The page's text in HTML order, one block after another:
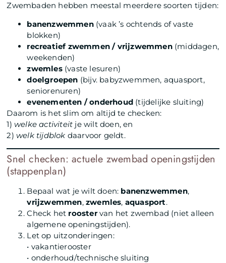
Zwembaden hebben meestal meerdere soorten tijden:
banenzwemmen(vaak ’s ochtends of vaste
blokken)
recreatief zwemmen / vrijzwemmen(middagen,
weekenden)
zwemles(vaste lesuren)
doelgroepen (bijv. babyzwemmen, aquasport,
seniorenuren)
evenementen / onderhoud (tijdelijke sluiting)
Daarom is het slim om altijd te checken:
1) welke activiteit je wilt doen, en
2) welk tijdblok daarvoor geldt.
Snel checken: actuele zwembad openingstijden
(stappenplan)
Bepaal wat je wilt doen: banenzwemmen,
vrijzwemmen,zwemles, aquasport.
Check het roostervan het zwembad (niet alleen
algemene openingstijden).
Let op uitzonderingen:
• vakantierooster
• onderhoud/technische sluiting